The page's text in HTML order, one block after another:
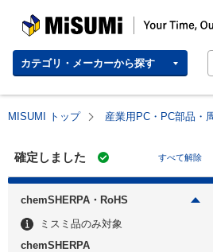
MISUMI | Your Time, Our Priority
カテゴリ・メーカーから探す
MISUMI トップ 産業用PC・PC部品・
確定しました すべて解除
chemSHERPA・RoHS
ミスミ品のみ対象
chemSHERPA